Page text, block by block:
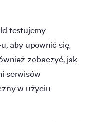
testujemy
aby upewnić się,
zobaczyć, jak
serwisów
w użyciu.